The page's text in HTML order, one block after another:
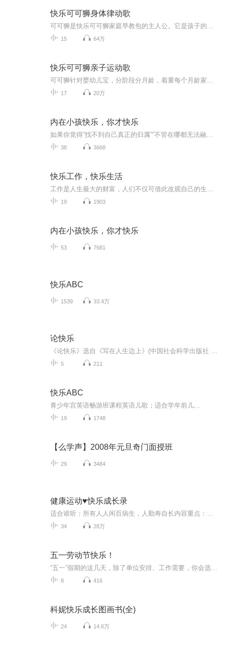
快乐可可狮身体律动歌
15 64万
快乐可可狮亲子运动歌
17 20万
内在小孩快乐，你才快乐
38 3668
快乐工作，快乐生活
19 1903
内在小孩快乐，你才快乐
53 7681
快乐ABC
1539 33.4万
论快乐
5 211
快乐ABC
青少年宫英语畅游班课程英语儿歌；适合学年前儿...
19 1748
【么学声】2008年元旦奇门面授班
29 3484
健康运动♥快乐成长录
34 28万
五一劳动节快乐！
8 416
科妮快乐成长图画书(全)
24 14.6万